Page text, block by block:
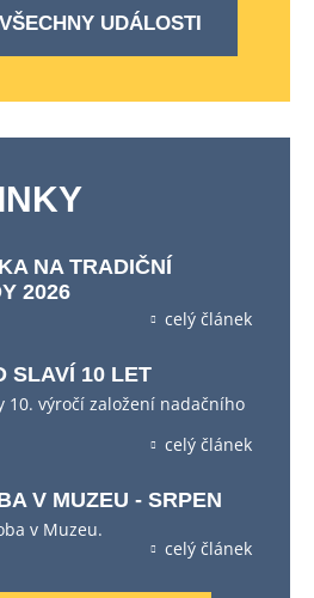
UDÁLOSTI
NA TRADIČNÍ
2026
celý článek
SLAVÍ 10 LET
10. výročí založení nadačního
celý článek
V MUZEU - SRPEN
v Muzeu.
celý článek